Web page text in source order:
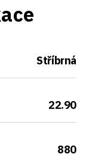
Stříbrná
22.90
880